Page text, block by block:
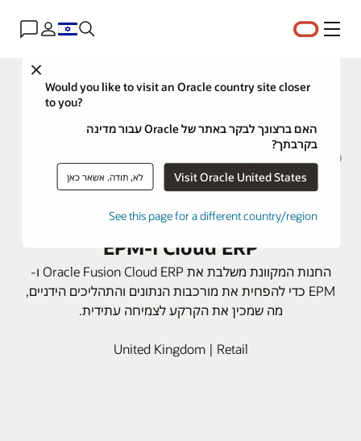
תפריט
Close
Would you like to visit an Oracle country site closer
to you?
האם ברצונך לבקר באתר של Oracle עבור מדינה
בקרבתך?
Visit Oracle United States לא, תודה. אשאר כאן
See this page for a different country/region
Ocado Retail משפרת את יעילות
מחלקת הכספים עם Oracle Fusion
Cloud ERP ו-EPM
החנות המקוונת משלבת את Oracle Fusion Cloud ERP ו-
EPM כדי להפחית את מורכבות הנתונים והתהליכים הידניים,
מה שמכין את הקרקע לצמיחה עתידית.
United Kingdom | Retail